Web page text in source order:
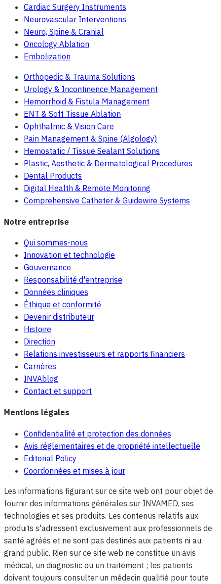
Cardiac Surgery Instruments
Neurovascular Interventions
Neuro, Spine & Cranial
Oncology Ablation
Embolization
Orthopedic & Trauma Solutions
Urology & Incontinence Management
Hemorrhoid & Fistula Management
ENT & Soft Tissue Ablation
Ophthalmic & Vision Care
Pain Management & Spine (Algology)
Hemostatic / Tissue Sealant Solutions
Plastic, Aesthetic & Dermatological Procedures
Dental Products
Digital Health & Remote Monitoring
Comprehensive Catheter & Guidewire Systems
Notre entreprise
Qui sommes-nous
Innovation et technologie
Gouvernance
Responsabilité d'entreprise
Données cliniques
Éthique et conformité
Devenir distributeur
Histoire
Direction
Relations investisseurs et rapports financiers
Carrières
INVAblog
Contact et support
Mentions légales
Confidentialité et protection des données
Avis réglementaires et de propriété intellectuelle
Editorial Policy
Coordonnées et mises à jour
Les informations figurant sur ce site web ont pour objet de
fournir des informations générales sur INVAMED, ses
technologies et ses produits. Les contenus relatifs aux
produits s'adressent exclusivement aux professionnels de
santé agréés et ne sont pas destinés aux patients ni au
grand public. Rien sur ce site web ne constitue un avis
médical, un diagnostic ou un traitement ; les patients
doivent toujours consulter un médecin qualifié pour toute